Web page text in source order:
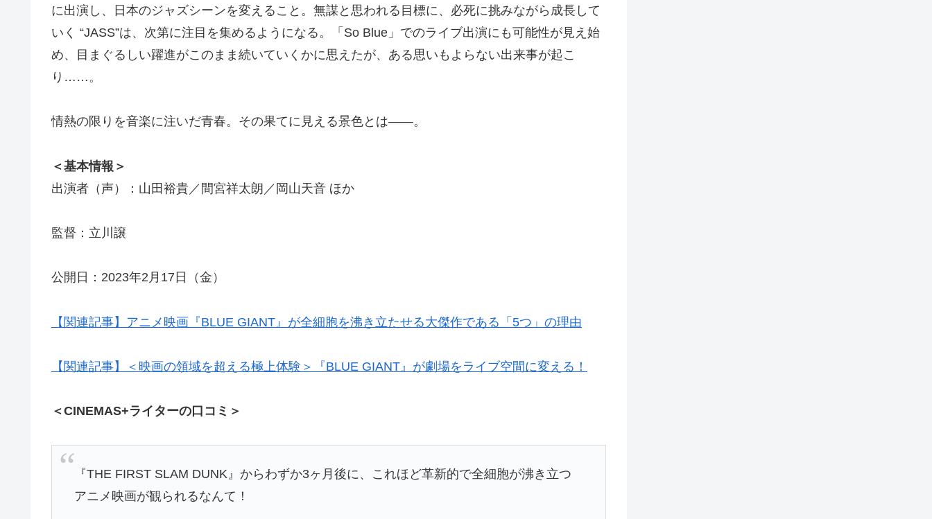
に出演し、日本のジャズシーンを変えること。無謀と思われる目標に、必死に挑みながら成⻑して
いく “JASS”は、次第に注目を集めるようになる。「So Blue」でのライブ出演にも可能性が見え始
め、目まぐるしい躍進がこのまま続いていくかに思えたが、ある思いもよらない出来事が起こ
り……。
情熱の限りを音楽に注いだ⻘春。その果てに見える景色とは——。
＜基本情報＞
出演者（声）：山田裕貴／間宮祥太朗／岡山天音 ほか
監督：立川譲
公開日：2023年2月17日（金）
【関連記事】アニメ映画『BLUE GIANT』が全細胞を沸き立たせる大傑作である「5つ」の理由
【関連記事】＜映画の領域を超える極上体験＞『BLUE GIANT』が劇場をライブ空間に変える！
＜CINEMAS+ライターの口コミ＞
『THE FIRST SLAM DUNK』からわずか3ヶ月後に、これほど革新的で全細胞が沸き立つ
アニメ映画が観られるなんて！